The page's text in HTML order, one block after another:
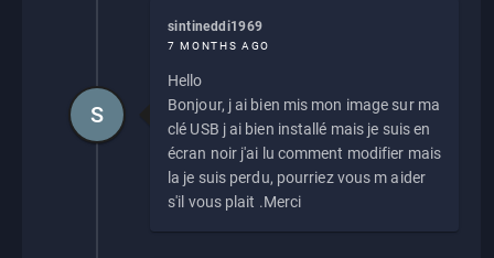
sintineddi1969
7 MONTHS AGO
Hello
Bonjour, j ai bien mis mon image sur ma
clé USB j ai bien installé mais je suis en
écran noir j'ai lu comment modifier mais
la je suis perdu, pourriez vous m aider
s'il vous plait .Merci
S